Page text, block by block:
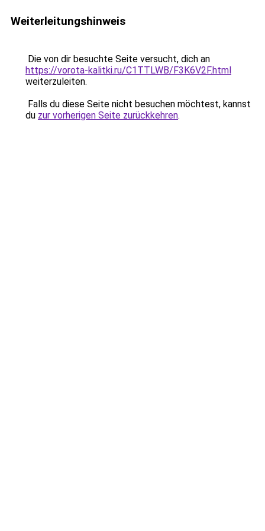
Weiterleitungshinweis
Die von dir besuchte Seite versucht, dich an
https://vorota-kalitki.ru/C1TTLWB/F3K6V2F.html
weiterzuleiten.
Falls du diese Seite nicht besuchen möchtest, kannst
du zur vorherigen Seite zurückkehren.